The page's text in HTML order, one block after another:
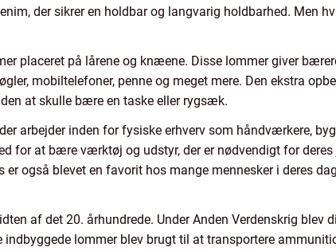
der sikrer en holdbar og langvarig holdbarhed. Men
placeret på lårene og knæene. Disse lommer giver
mobiltelefoner, penne og meget mere. Den ekstra
at skulle bære en taske eller rygsæk.
arbejder inden for fysiske erhverv som håndværkere,
for at bære værktøj og udstyr, der er nødvendigt for
også blevet en favorit hos mange mennesker i deres
af det 20. århundrede. Under Anden Verdenskrig
lommer blev brugt til at transportere